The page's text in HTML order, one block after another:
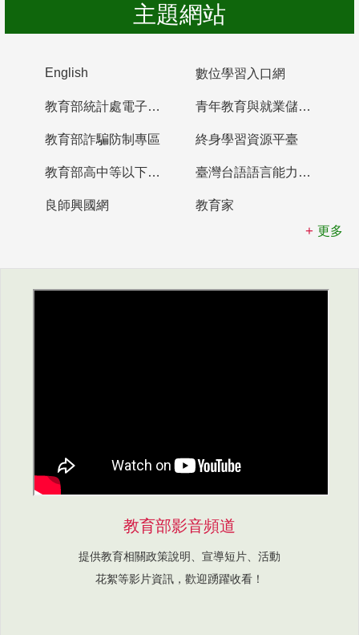
主題網站
English 數位學習入口網
教育部統計處電子書櫃 青年教育與就業儲蓄帳戶
教育部詐騙防制專區 終身學習資源平臺
教育部高中等以下學校及幼兒園教師資格檢定考試 臺灣台語語言能力認證網站
良師興國網
教育家
更多
教育部影音頻道
提供教育相關政策說明、宣導短片、活動
花絮等影片資訊，歡迎踴躍收看！